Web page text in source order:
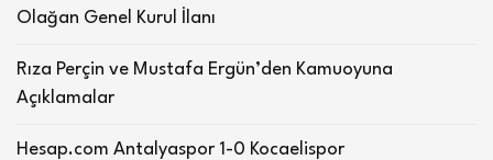
Olağan Genel Kurul İlanı
Rıza Perçin ve Mustafa Ergün’den Kamuoyuna
Açıklamalar
Hesap.com Antalyaspor 1-0 Kocaelispor